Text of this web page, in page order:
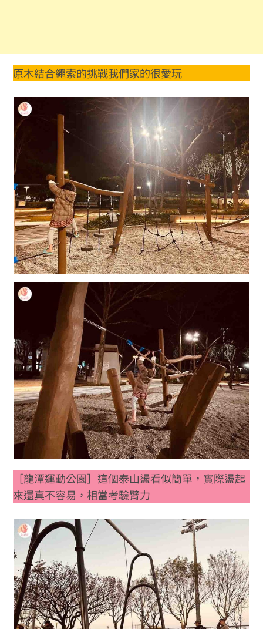
原木結合繩索的挑戰我們家的很愛玩
［龍潭運動公園］這個泰山盪看似簡單，實際盪起
來還真不容易，相當考驗臂力